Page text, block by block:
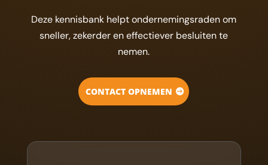
Deze kennisbank helpt ondernemingsraden om
sneller, zekerder en effectiever besluiten te
nemen.
CONTACT OPNEMEN